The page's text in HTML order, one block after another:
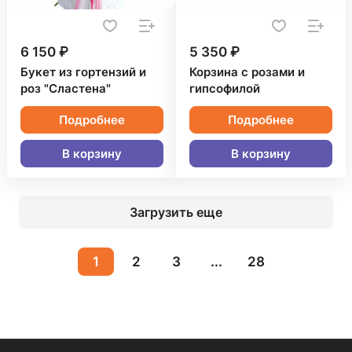
6 150 ₽
Букет из гортензий и
роз "Сластена"
Подробнее
В корзину
5 350 ₽
Корзина с розами и
гипсофилой
Подробнее
В корзину
Загрузить еще
1 2 3 ... 28